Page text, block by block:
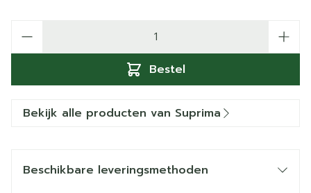
Bestel
Bekijk alle producten van Suprima
Beschikbare leveringsmethoden